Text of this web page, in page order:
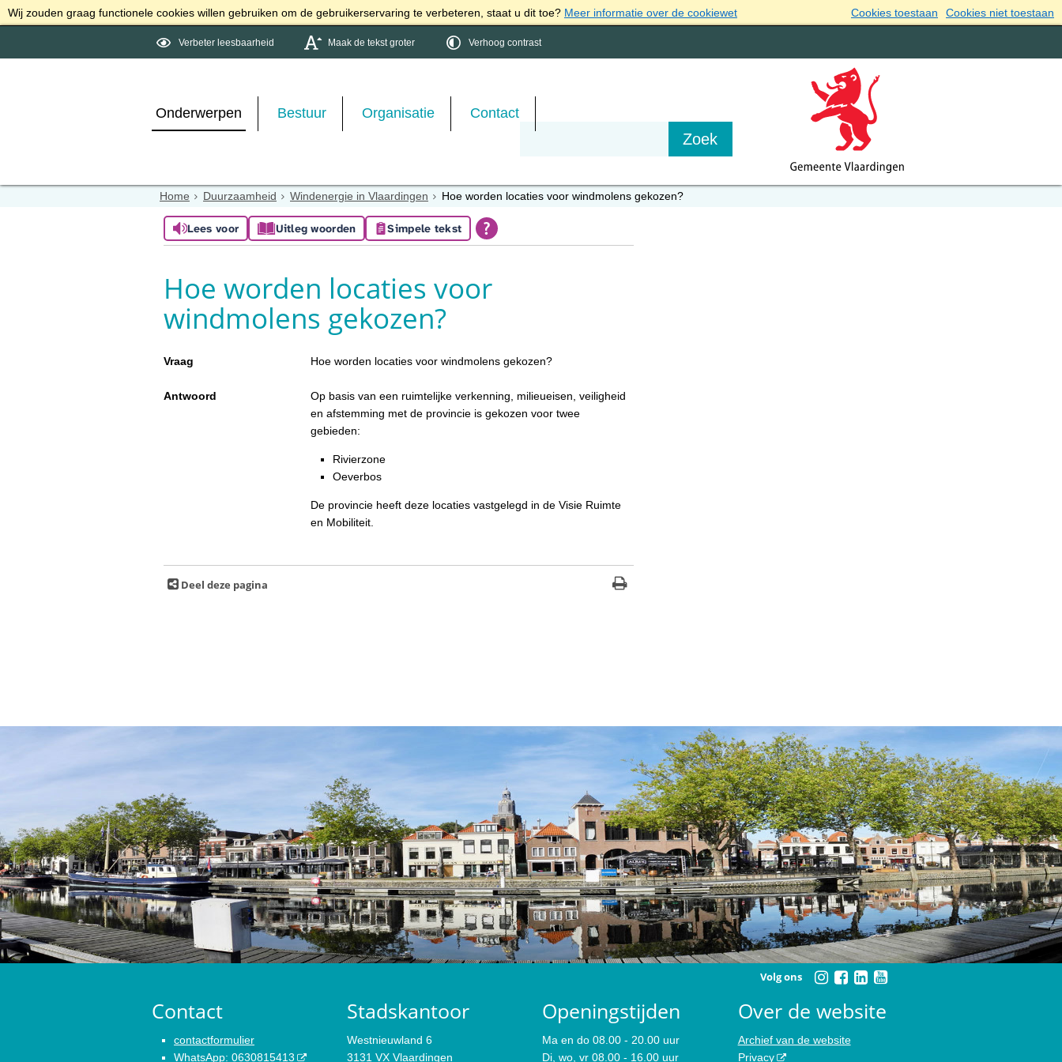
Wij zouden graag functionele cookies willen gebruiken om de gebruikerservaring te verbeteren, staat u dit toe? Meer informatie over de cookiewet Cookies toestaan Cookies niet toestaan
Verbeter leesbaarheid Maak de tekst groter Verhoog contrast
Onderwerpen Bestuur Organisatie Contact
Home Duurzaamheid Windenergie in Vlaardingen Hoe worden locaties voor windmolens gekozen?
Lees voor Uitleg woorden Simpele tekst
Hoe worden locaties voor
windmolens gekozen?
Vraag Hoe worden locaties voor windmolens gekozen?
Antwoord
Op basis van een ruimtelijke verkenning, milieueisen, veiligheid
en afstemming met de provincie is gekozen voor twee
gebieden:
Rivierzone
Oeverbos
De provincie heeft deze locaties vastgelegd in de Visie Ruimte
en Mobiliteit.
Deel deze pagina
Volg ons
Contact
contactformulier
WhatsApp: 0630815413
Stadskantoor
Westnieuwland 6
3131 VX Vlaardingen
Openingstijden
Ma en do 08.00 - 20.00 uur
Di, wo, vr 08.00 - 16.00 uur
Over de website
Archief van de website
Privacy